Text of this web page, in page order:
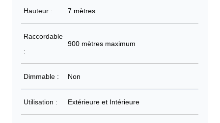
Hauteur : 7 mètres
Raccordable
:
900 mètres maximum
Dimmable : Non
Utilisation : Extérieure et Intérieure